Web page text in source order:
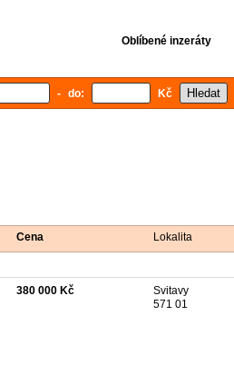
Oblíbené inzeráty
- do: Kč
Cena Lokalita
380 000 Kč
Svitavy
571 01